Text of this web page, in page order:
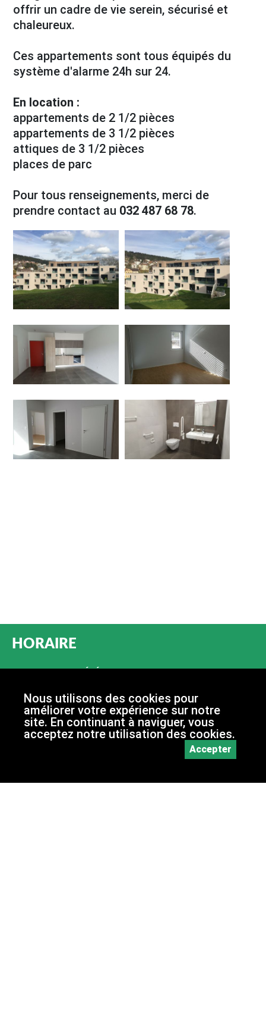
offrir un cadre de vie serein, sécurisé et
chaleureux.
Ces appartements sont tous équipés du
système d'alarme 24h sur 24.
En location :
appartements de 2 1/2 pièces
appartements de 3 1/2 pièces
attiques de 3 1/2 pièces
places de parc
Pour tous renseignements, merci de
prendre contact au 032 487 68 78.
HORAIRE
PERMANENCE TÉLÉPHONIQUE
de 08h00 à 11h30
de 14h00 à 16h00
Nous utilisons des cookies pour
améliorer votre expérience sur notre
site. En continuant à naviguer, vous
acceptez notre utilisation des cookies.
Accepter